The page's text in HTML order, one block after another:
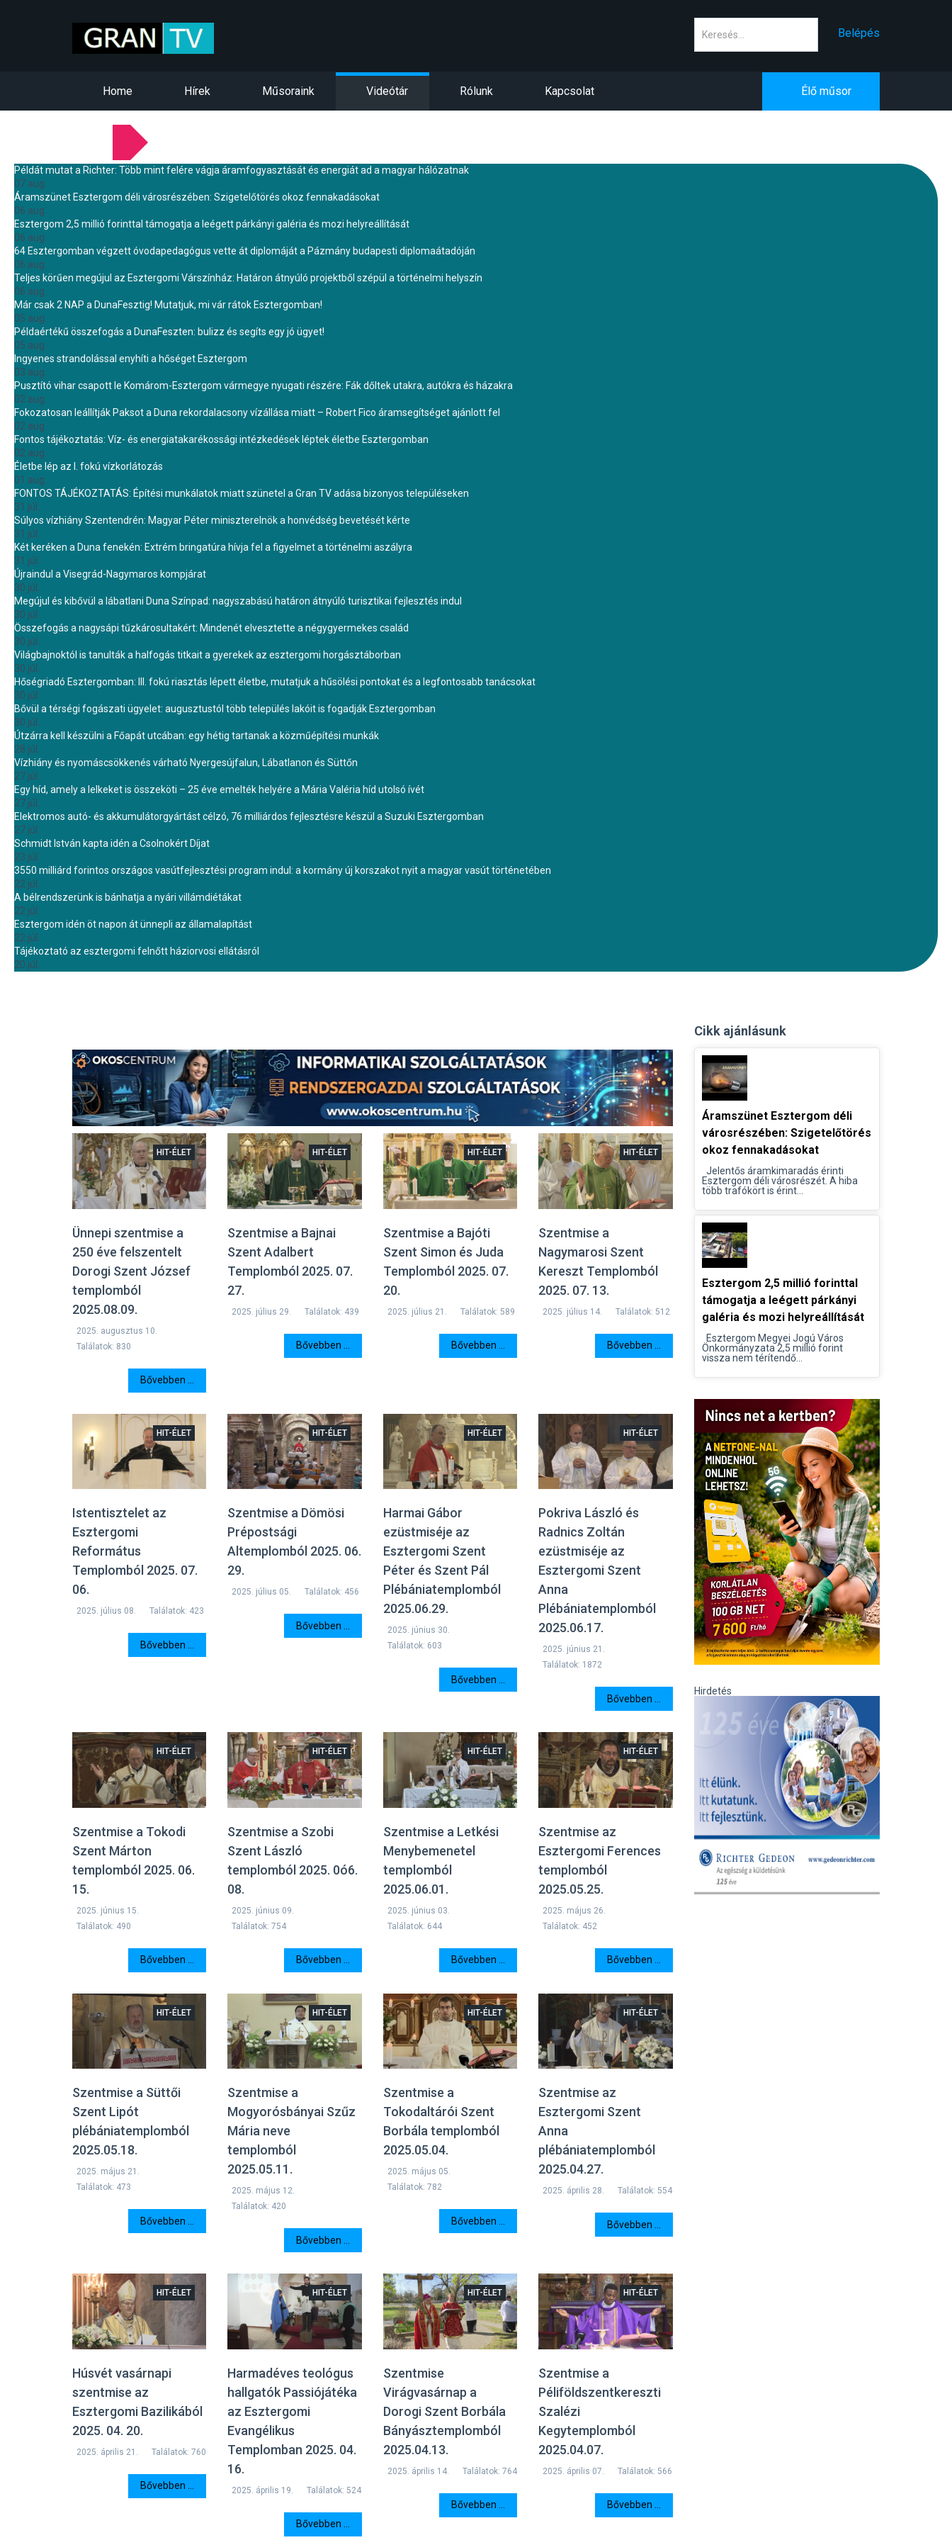
Belépés
Home Hírek Műsoraink Videótár Rólunk Kapcsolat Élő műsor
Példát mutat a Richter: Több mint felére vágja áramfogyasztását és energiát ad a magyar hálózatnak
07 aug.
Áramszünet Esztergom déli városrészében: Szigetelőtörés okoz fennakadásokat
06 aug.
Esztergom 2,5 millió forinttal támogatja a leégett párkányi galéria és mozi helyreállítását
06 aug.
64 Esztergomban végzett óvodapedagógus vette át diplomáját a Pázmány budapesti diplomaátadóján
06 aug.
Teljes körűen megújul az Esztergomi Várszínház: Határon átnyúló projektből szépül a történelmi helyszín
06 aug.
Már csak 2 NAP a DunaFesztig! Mutatjuk, mi vár rátok Esztergomban!
05 aug.
Példaértékű összefogás a DunaFeszten: bulizz és segíts egy jó ügyet!
05 aug.
Ingyenes strandolással enyhíti a hőséget Esztergom
03 aug.
Pusztító vihar csapott le Komárom-Esztergom vármegye nyugati részére: Fák dőltek utakra, autókra és házakra
02 aug.
Fokozatosan leállítják Paksot a Duna rekordalacsony vízállása miatt – Robert Fico áramsegítséget ajánlott fel
02 aug.
Fontos tájékoztatás: Víz- és energiatakarékossági intézkedések léptek életbe Esztergomban
02 aug.
Életbe lép az I. fokú vízkorlátozás
01 aug.
FONTOS TÁJÉKOZTATÁS: Építési munkálatok miatt szünetel a Gran TV adása bizonyos településeken
31 júl.
Súlyos vízhiány Szentendrén: Magyar Péter miniszterelnök a honvédség bevetését kérte
31 júl.
Két keréken a Duna fenekén: Extrém bringatúra hívja fel a figyelmet a történelmi aszályra
31 júl.
Újraindul a Visegrád-Nagymaros kompjárat
30 júl.
Megújul és kibővül a lábatlani Duna Színpad: nagyszabású határon átnyúló turisztikai fejlesztés indul
30 júl.
Összefogás a nagysápi tűzkárosultakért: Mindenét elvesztette a négygyermekes család
30 júl.
Világbajnoktól is tanulták a halfogás titkait a gyerekek az esztergomi horgásztáborban
30 júl.
Hőségriadó Esztergomban: III. fokú riasztás lépett életbe, mutatjuk a hűsölési pontokat és a legfontosabb tanácsokat
30 júl.
Bővül a térségi fogászati ügyelet: augusztustól több település lakóit is fogadják Esztergomban
30 júl.
Útzárra kell készülni a Főapát utcában: egy hétig tartanak a közműépítési munkák
28 júl.
Vízhiány és nyomáscsökkenés várható Nyergesújfalun, Lábatlanon és Süttőn
27 júl.
Egy híd, amely a lelkeket is összeköti – 25 éve emelték helyére a Mária Valéria híd utolsó ívét
27 júl.
Elektromos autó- és akkumulátorgyártást célzó, 76 milliárdos fejlesztésre készül a Suzuki Esztergomban
27 júl.
Schmidt István kapta idén a Csolnokért Díjat
23 júl.
3550 milliárd forintos országos vasútfejlesztési program indul: a kormány új korszakot nyit a magyar vasút történetében
22 júl.
A bélrendszerünk is bánhatja a nyári villámdiétákat
22 júl.
Esztergom idén öt napon át ünnepli az államalapítást
22 júl.
Tájékoztató az esztergomi felnőtt háziorvosi ellátásról
20 júl.
Ünnepi szentmise a
250 éve felszentelt
Dorogi Szent József
templomból
2025.08.09.
HIT-ÉLET
2025. augusztus 10.
Találatok: 830
Bővebben ...
Szentmise a Bajnai
Szent Adalbert
Templomból 2025. 07.
27.
HIT-ÉLET
2025. július 29. Találatok: 439
Bővebben ...
Szentmise a Bajóti
Szent Simon és Juda
Templomból 2025. 07.
20.
HIT-ÉLET
2025. július 21. Találatok: 589
Bővebben ...
Szentmise a
Nagymarosi Szent
Kereszt Templomból
2025. 07. 13.
HIT-ÉLET
2025. július 14. Találatok: 512
Bővebben ...
Istentisztelet az
Esztergomi
Református
Templomból 2025. 07.
06.
HIT-ÉLET
2025. július 08. Találatok: 423
Bővebben ...
Szentmise a Dömösi
Prépostsági
Altemplomból 2025. 06.
29.
HIT-ÉLET
2025. július 05. Találatok: 456
Bővebben ...
Harmai Gábor
ezüstmiséje az
Esztergomi Szent
Péter és Szent Pál
Plébániatemplomból
2025.06.29.
HIT-ÉLET
2025. június 30.
Találatok: 603
Bővebben ...
Pokriva László és
Radnics Zoltán
ezüstmiséje az
Esztergomi Szent
Anna
Plébániatemplomból
2025.06.17.
HIT-ÉLET
2025. június 21.
Találatok: 1872
Bővebben ...
Szentmise a Tokodi
Szent Márton
templomból 2025. 06.
15.
HIT-ÉLET
2025. június 15.
Találatok: 490
Bővebben ...
Szentmise a Szobi
Szent László
templomból 2025. 0ó6.
08.
HIT-ÉLET
2025. június 09.
Találatok: 754
Bővebben ...
Szentmise a Letkési
Menybemenetel
templomból
2025.06.01.
HIT-ÉLET
2025. június 03.
Találatok: 644
Bővebben ...
Szentmise az
Esztergomi Ferences
templomból
2025.05.25.
HIT-ÉLET
2025. május 26.
Találatok: 452
Bővebben ...
Szentmise a Süttői
Szent Lipót
plébániatemplomból
2025.05.18.
HIT-ÉLET
2025. május 21.
Találatok: 473
Bővebben ...
Szentmise a
Mogyorósbányai Szűz
Mária neve
templomból
2025.05.11.
HIT-ÉLET
2025. május 12.
Találatok: 420
Bővebben ...
Szentmise a
Tokodaltárói Szent
Borbála templomból
2025.05.04.
HIT-ÉLET
2025. május 05.
Találatok: 782
Bővebben ...
Szentmise az
Esztergomi Szent
Anna
plébániatemplomból
2025.04.27.
HIT-ÉLET
2025. április 28. Találatok: 554
Bővebben ...
Húsvét vasárnapi
szentmise az
Esztergomi Bazilikából
2025. 04. 20.
HIT-ÉLET
2025. április 21. Találatok: 760
Bővebben ...
Harmadéves teológus
hallgatók Passiójátéka
az Esztergomi
Evangélikus
Templomban 2025. 04.
16.
HIT-ÉLET
2025. április 19. Találatok: 524
Bővebben ...
Szentmise
Virágvasárnap a
Dorogi Szent Borbála
Bányásztemplomból
2025.04.13.
HIT-ÉLET
2025. április 14. Találatok: 764
Bővebben ...
Szentmise a
Péliföldszentkereszti
Szalézi
Kegytemplomból
2025.04.07.
HIT-ÉLET
2025. április 07. Találatok: 566
Bővebben ...
Cikk ajánlásunk
Áramszünet Esztergom déli
városrészében: Szigetelőtörés
okoz fennakadásokat
Jelentős áramkimaradás érinti
Esztergom déli városrészét. A hiba
több trafókört is érint...
Esztergom 2,5 millió forinttal
támogatja a leégett párkányi
galéria és mozi helyreállítását
Esztergom Megyei Jogú Város
Önkormányzata 2,5 millió forint
vissza nem térítendő...
Hirdetés